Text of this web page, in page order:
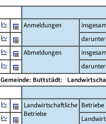
Anmeldungen
Abmeldungen
Gemeinde: Buttstädt:
Landwirtschaftliche
Betriebe
Betriebe